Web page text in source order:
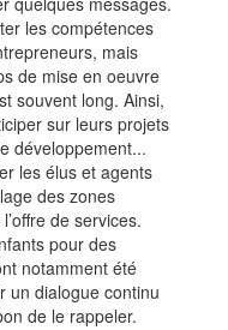
les compétences
mais
de mise en oeuvre
souvent long. Ainsi,
sur leurs projets
développement...
les élus et agents
des zones
de services.
pour des
notamment été
un dialogue continu
de le rappeler.